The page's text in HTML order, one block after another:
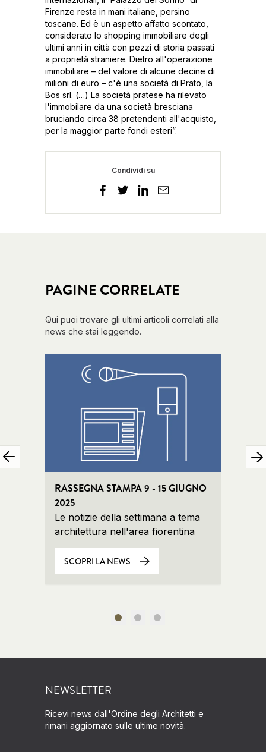
Firenze resta in mani italiane, persino
toscane. Ed è un aspetto affatto scontato,
considerato lo shopping immobiliare degli
ultimi anni in città con pezzi di storia passati
a proprietà straniere. Dietro all'operazione
immobiliare – del valore di alcune decine di
milioni di euro – c'è una società di Prato, la
Bos srl. (…) La società pratese ha rilevato
l'immobilare da una società bresciana
bruciando circa 38 pretendenti all'acquisto,
per la maggior parte fondi esteri”.
Condividi su
PAGINE CORRELATE
Qui puoi trovare gli ultimi articoli correlati alla
news che stai leggendo.
RASSEGNA STAMPA 9 - 15 GIUGNO
2025
Le notizie della settimana a tema
architettura nell'area fiorentina
SCOPRI LA NEWS
NEWSLETTER
Ricevi news dall'Ordine degli Architetti e
rimani aggiornato sulle ultime novità.